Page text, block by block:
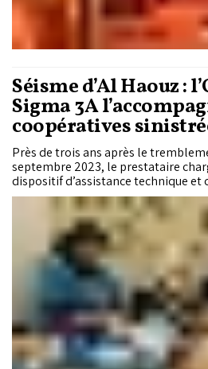
Séisme d’Al Haouz :
Sigma 3A
coopératives
Près de trois ans après le
septembre 2023, le prestataire
dispositif d’assistance technique
coopératives des provinces
Un programme de dix mois qui
d’urgence en relance économique